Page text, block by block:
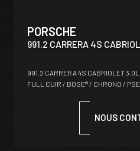
PORSCHE
991.2 CARRERA 4S
991.2 CARRERA 4S CABRIOLET
FULL CUIR / BOSE® / CHRONO / PSE
NOUS